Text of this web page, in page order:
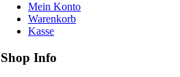
Mein Konto
Warenkorb
Kasse
Shop Info